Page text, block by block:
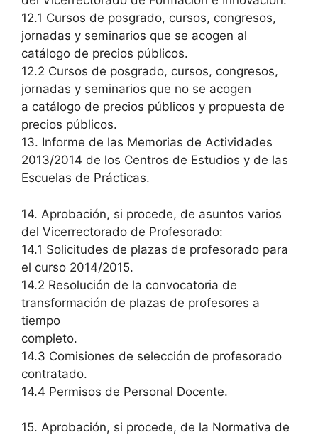
12.1 Cursos de posgrado, cursos, congresos,
jornadas y seminarios que se acogen al
catálogo de precios públicos.
12.2 Cursos de posgrado, cursos, congresos,
jornadas y seminarios que no se acogen
a catálogo de precios públicos y propuesta de
precios públicos.
13. Informe de las Memorias de Actividades
2013/2014 de los Centros de Estudios y de las
Escuelas de Prácticas.
14. Aprobación, si procede, de asuntos varios
del Vicerrectorado de Profesorado:
14.1 Solicitudes de plazas de profesorado para
el curso 2014/2015.
14.2 Resolución de la convocatoria de
transformación de plazas de profesores a
tiempo
completo.
14.3 Comisiones de selección de profesorado
contratado.
14.4 Permisos de Personal Docente.
15. Aprobación, si procede, de la Normativa de